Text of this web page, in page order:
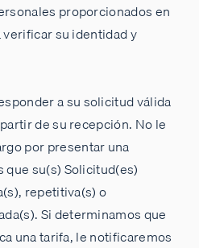
proporcionados en
verificar su identidad y
a su solicitud válida
de su recepción. No le
por presentar una
que su(s) Solicitud(es)
repetitiva(s) o
Si determinamos que
una tarifa, le notificaremos